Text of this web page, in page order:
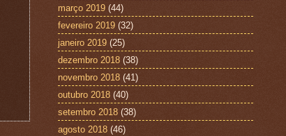
março 2019 (44)
fevereiro 2019 (32)
janeiro 2019 (25)
dezembro 2018 (38)
novembro 2018 (41)
outubro 2018 (40)
setembro 2018 (38)
agosto 2018 (46)